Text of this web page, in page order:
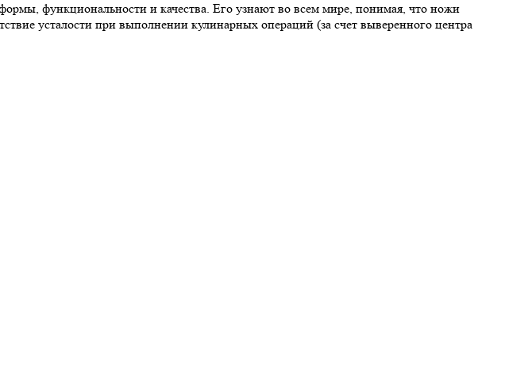
функциональности и качества. Его узнают во всем мире, понимая, что ножи
усталости при выполнении кулинарных операций (за счет выверенного центра